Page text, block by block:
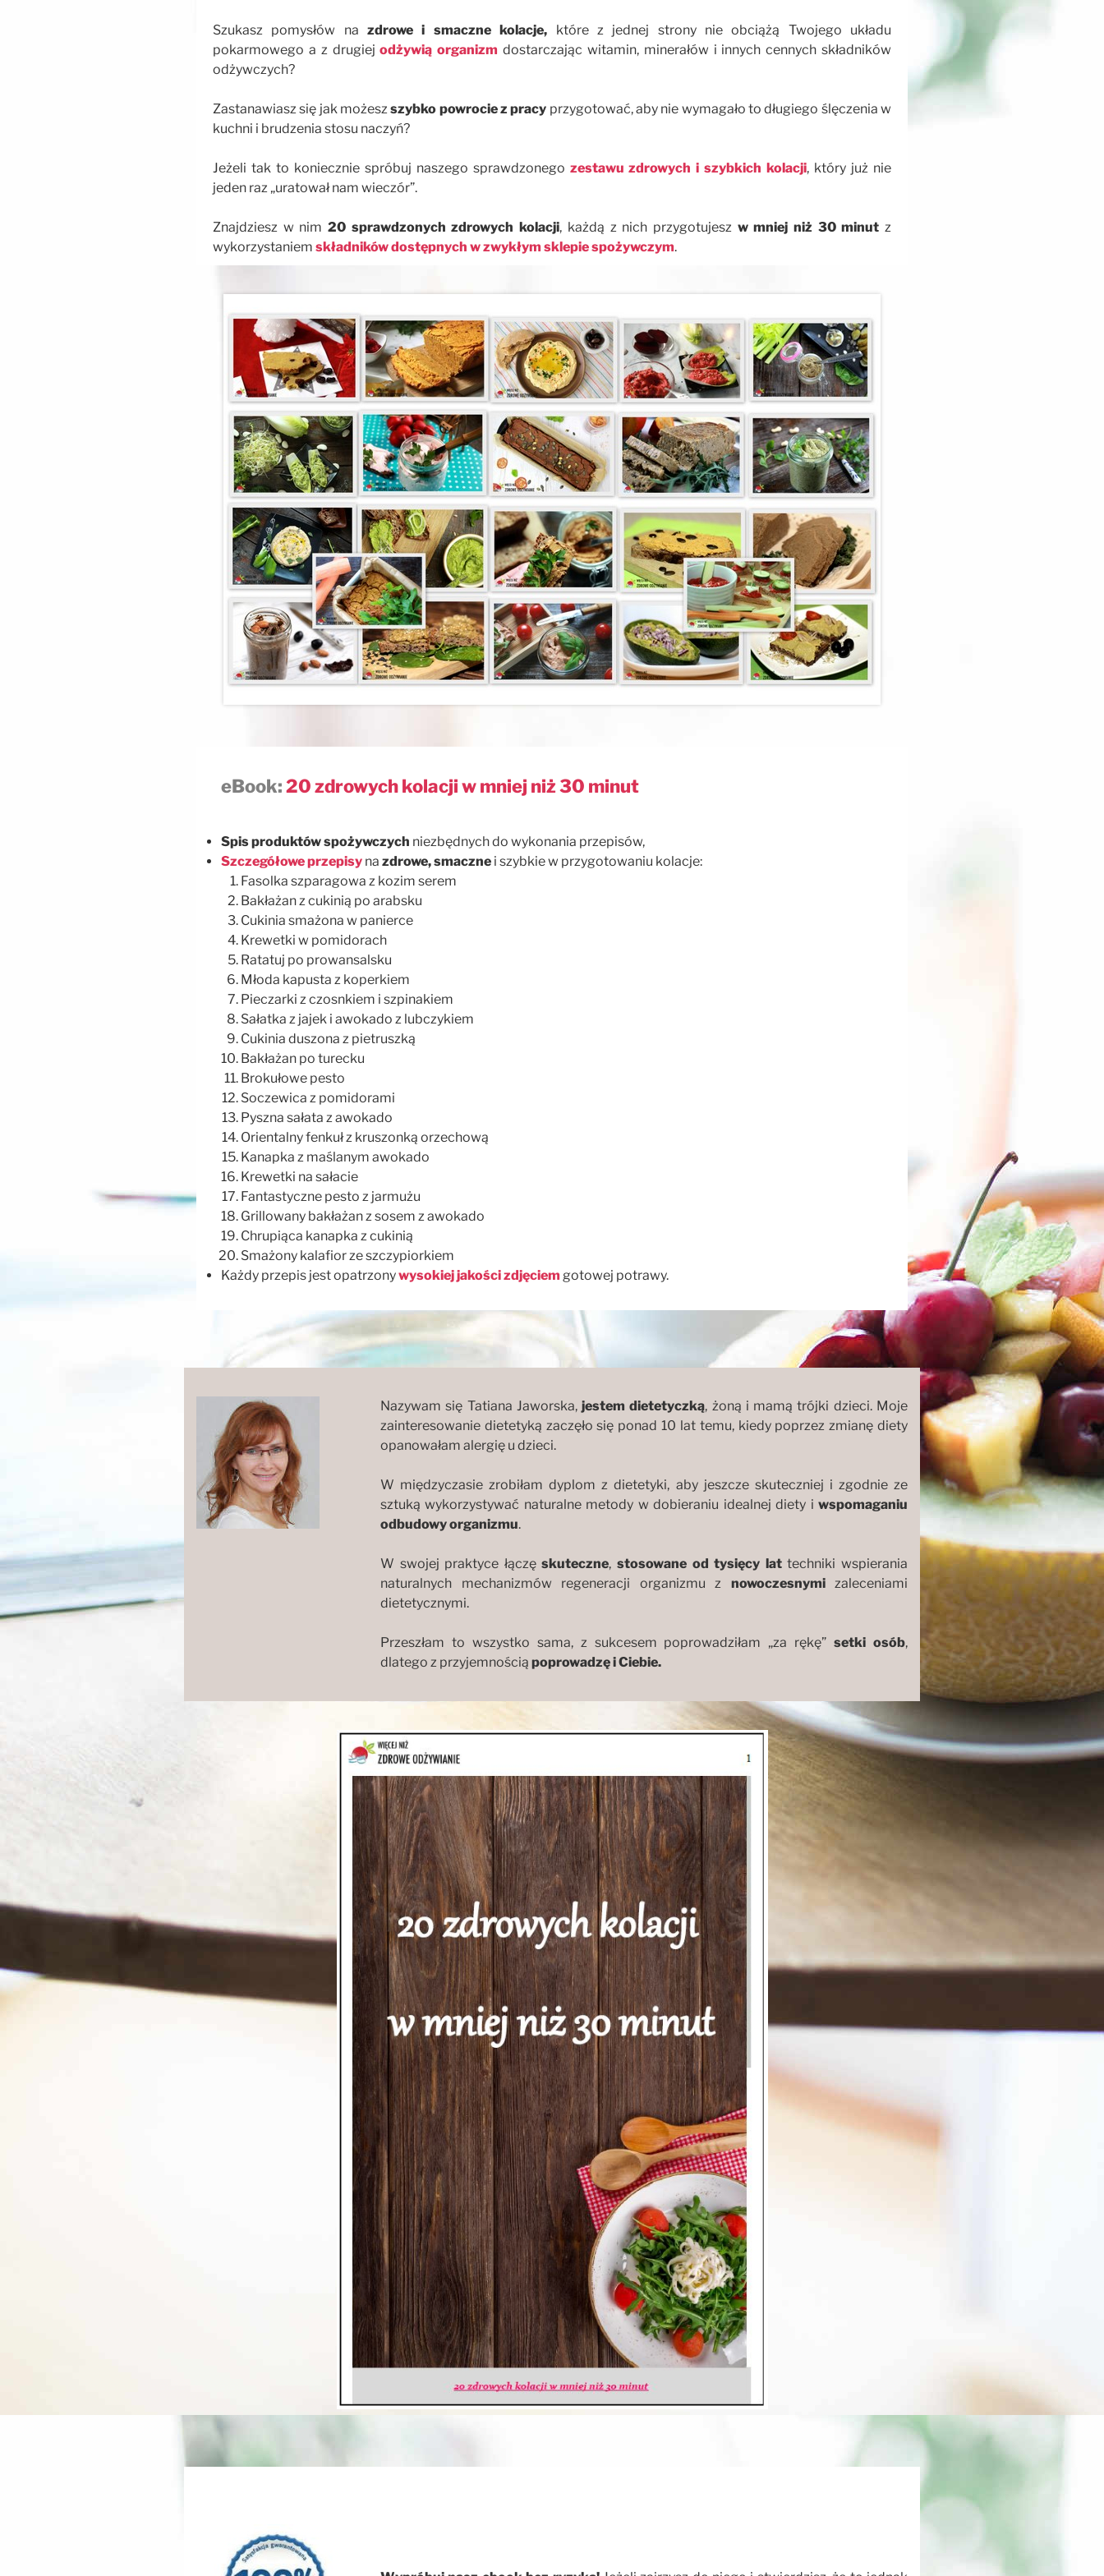
Szukasz pomysłów nazdrowe i smaczne kolacje, które z jednej strony nie obciążą Twojego układu
pokarmowego a z drugiej odżywią organizm dostarczając witamin, minerałów i innych cennych składników
odżywczych?
Zastanawiasz się jak możeszszybko powrocie z pracy przygotować, aby nie wymagało to długiego ślęczenia w
kuchni i brudzenia stosu naczyń?
Jeżeli tak to koniecznie spróbuj naszego sprawdzonego zestawu zdrowych i szybkich kolacji, który już nie
jeden raz „uratował nam wieczór”.
Znajdziesz w nim20 sprawdzonych zdrowych kolacji, każdą z nich przygotujesz w mniej niż 30 minut z
wykorzystaniem składników dostępnych w zwykłym sklepie spożywczym.
eBook:20 zdrowych kolacji w mniej niż 30 minut
Spis produktów spożywczych niezbędnych do wykonania przepisów,
Szczegółowe przepisy na zdrowe, smaczne i szybkie w przygotowaniu kolacje:
Fasolka szparagowa z kozim serem
Bakłażan z cukinią po arabsku
Cukinia smażona w panierce
Krewetki w pomidorach
Ratatuj po prowansalsku
Młoda kapusta z koperkiem
Pieczarki z czosnkiem i szpinakiem
Sałatka z jajek i awokado z lubczykiem
Cukinia duszona z pietruszką
Bakłażan po turecku
Brokułowe pesto
Soczewica z pomidorami
Pyszna sałata z awokado
Orientalny fenkuł z kruszonką orzechową
Kanapka z maślanym awokado
Krewetki na sałacie
Fantastyczne pesto z jarmużu
Grillowany bakłażan z sosem z awokado
Chrupiąca kanapka z cukinią
Smażony kalafior ze szczypiorkiem
Każdy przepis jest opatrzonywysokiej jakości zdjęciem gotowej potrawy.
Nazywam się Tatiana Jaworska,jestem dietetyczką, żoną i mamą trójki dzieci. Moje
zainteresowanie dietetyką zaczęło się ponad 10 lat temu, kiedy poprzez zmianę diety
opanowałam alergię u dzieci.
W międzyczasie zrobiłam dyplom z dietetyki, aby jeszcze skuteczniej i zgodnie ze
sztuką wykorzystywać naturalne metody w dobieraniu idealnej diety i wspomaganiu
odbudowy organizmu.
W swojej praktyce łączęskuteczne,stosowane od tysięcy lattechniki wspierania
naturalnych mechanizmów regeneracji organizmu z nowoczesnymizaleceniami
dietetycznymi.
Przeszłam to wszystko sama, z sukcesem poprowadziłam „za rękę”setki osób,
dlatego z przyjemnością poprowadzę i Ciebie.